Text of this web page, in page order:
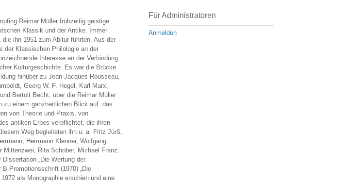
Reimar Müller frühzeitig geistige
Klassik und der Antike. Immer
ihn 1951 zum Abitur führten. Aus der
der Klassischen Philologie an der
Interesse an der Verbindung
Kulturgeschichte. Es war die Brücke
hinüber zu Jean-Jacques Rousseau,
Georg W. F. Hegel, Karl Marx,
Bertolt Becht, über die Reimar Müller
zu einem ganzheitlichen Blick auf das
von Theorie und Praxis, von
antiken Erbes verpflichtet, die ihren
Weg begleiteten ihn u. a. Fritz Jürß,
Herrmann Klenner, Wolfgang
Rita Schober, Michael Franz.
„Die Wertung der
Promotionsschrift (1970) „Die
als Monographie erschien und eine
Für Administratoren
Anmelden